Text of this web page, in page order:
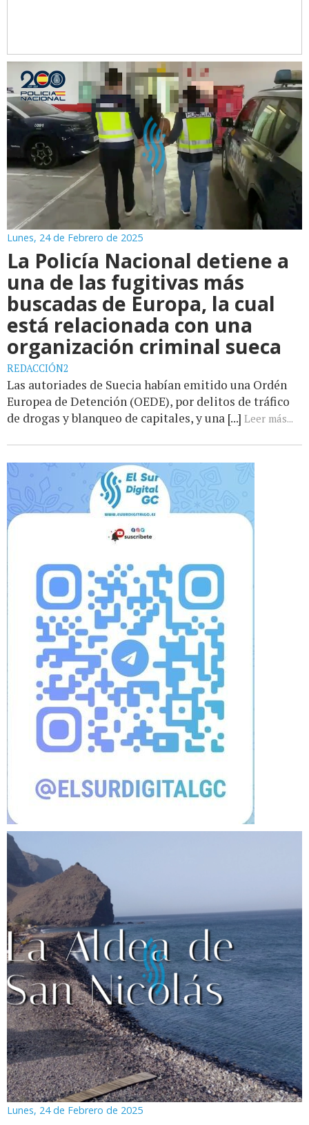
Lunes, 24 de Febrero de 2025
La Policía Nacional detiene a
una de las fugitivas más
buscadas de Europa, la cual
está relacionada con una
organización criminal sueca
REDACCIÓN2
Las autoriades de Suecia habían emitido una Ordén
Europea de Detención (OEDE), por delitos de tráfico
de drogas y blanqueo de capitales, y una [...] Leer más...
Lunes, 24 de Febrero de 2025